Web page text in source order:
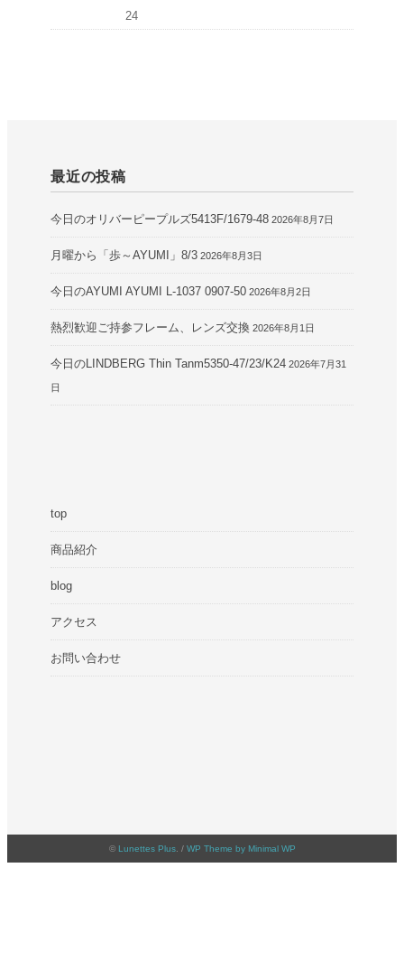
24
最近の投稿
今日のオリバーピープルズ5413F/1679-48 2026年8月7日
月曜から「歩～AYUMI」8/3 2026年8月3日
今日のAYUMI AYUMI L-1037 0907-50 2026年8月2日
熱烈歓迎ご持参フレーム、レンズ交換 2026年8月1日
今日のLINDBERG Thin Tanm5350-47/23/K24 2026年7月31
日
top
商品紹介
blog
アクセス
お問い合わせ
© Lunettes Plus. / WP Theme by Minimal WP